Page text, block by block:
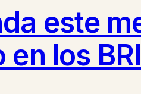
este
los